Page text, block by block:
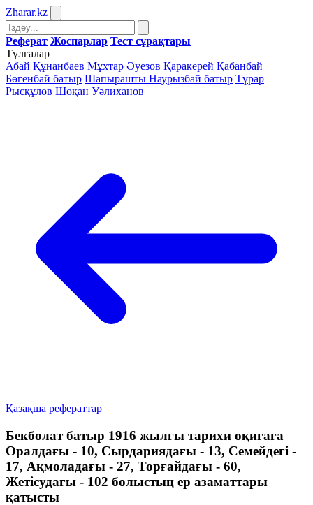
Zharar.kz
Реферат Жоспарлар Тест сұрақтары
Тұлғалар
Абай Құнанбаев Мұхтар Әуезов Қаракерей Қабанбай
Бөгенбай батыр Шапырашты Наурызбай батыр Тұрар
Рысқұлов Шоқан Уәлиханов
Қазақша рефераттар
Бекболат батыр 1916 жылғы тарихи оқиғаға
Оралдағы - 10, Сырдариядағы - 13, Cемейдегi -
17, Ақмоладағы - 27, Торғайдағы - 60,
Жетiсудағы - 102 болыстың ер азаматтары
қатысты